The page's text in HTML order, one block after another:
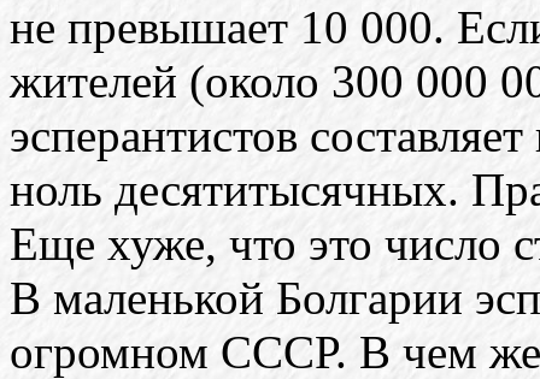
не превышает 10 000.
жителей (около 300 000
эсперантистов
ноль десятитысячных.
Еще хуже, что это число
В маленькой Болгарии
огромном СССР. В чем